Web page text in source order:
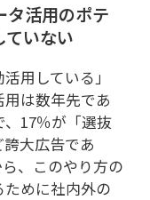
タ活用のポテ
ていない
用している」
は数年先であ
17％が「選抜
大広告であ
、このやり方の
めに社内外の